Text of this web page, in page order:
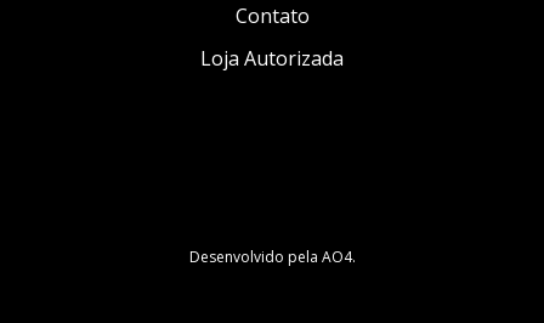
Contato
Loja Autorizada
Desenvolvido pela AO4.